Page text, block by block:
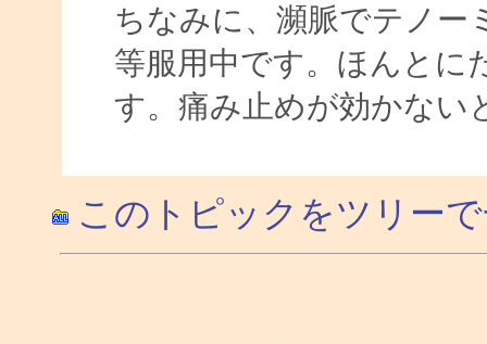
ちなみに、瀕脈でテノー
等服用中です。ほんとに
す。痛み止めが効かない
このトピックをツリー